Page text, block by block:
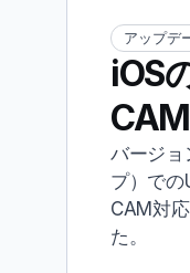
アップデ
iOS
バージョ
プ）での
CAM対
た。